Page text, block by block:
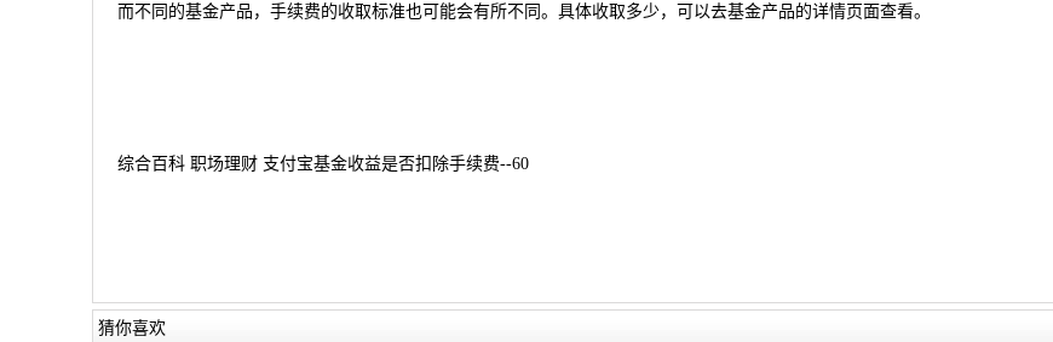
而不同的基金产品，手续费的收取标准也可能会有所不同。具体收取多少，可以去基金产品的详情页面查看。
综合百科 职场理财 支付宝基金收益是否扣除手续费--60
猜你喜欢